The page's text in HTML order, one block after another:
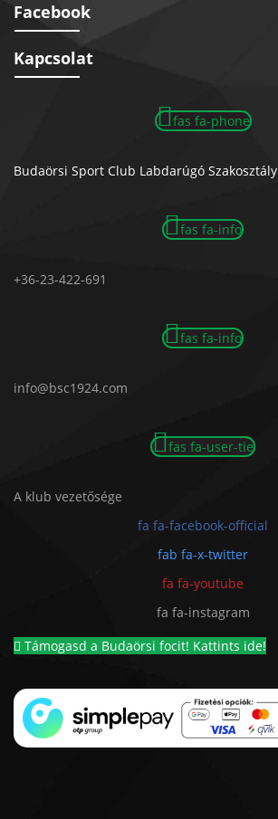
Facebook
Kapcsolat
fas fa-phone
Budaörsi Sport Club Labdarúgó Szakosztály
fas fa-info
+36-23-422-691
fas fa-info
info@bsc1924.com
fas fa-user-tie
A klub vezetősége
fa fa-facebook-official
fab fa-x-twitter
fa fa-youtube
fa fa-instagram
Támogasd a Budaörsi focit! Kattints ide!